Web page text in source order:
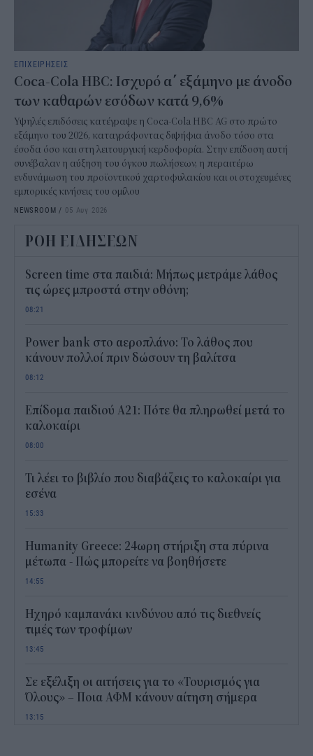
ΕΠΙΧΕΙΡΗΣΕΙΣ
Coca-Cola HBC: Ισχυρό α΄ εξάμηνο με άνοδο
των καθαρών εσόδων κατά 9,6%
Υψηλές επιδόσεις κατέγραψε η Coca-Cola HBC AG στο πρώτο
εξάμηνο του 2026, καταγράφοντας διψήφια άνοδο τόσο στα
έσοδα όσο και στη λειτουργική κερδοφορία. Στην επίδοση αυτή
συνέβαλαν η αύξηση του όγκου πωλήσεων, η περαιτέρω
ενδυνάμωση του προϊοντικού χαρτοφυλακίου και οι στοχευμένες
εμπορικές κινήσεις του ομίλου
NEWSROOM / 05 Αυγ 2026
ΡΟΗ ΕΙΔΗΣΕΩΝ
Screen time στα παιδιά: Μήπως μετράμε λάθος
τις ώρες μπροστά στην οθόνη;
08:21
Power bank στο αεροπλάνο: Το λάθος που
κάνουν πολλοί πριν δώσουν τη βαλίτσα
08:12
Επίδομα παιδιού Α21: Πότε θα πληρωθεί μετά το
καλοκαίρι
08:00
Τι λέει το βιβλίο που διαβάζεις το καλοκαίρι για
εσένα
15:33
Humanity Greece: 24ωρη στήριξη στα πύρινα
μέτωπα - Πώς μπορείτε να βοηθήσετε
14:55
Ηχηρό καμπανάκι κινδύνου από τις διεθνείς
τιμές των τροφίμων
13:45
Σε εξέλιξη οι αιτήσεις για το «Τουρισμός για
Όλους» – Ποια ΑΦΜ κάνουν αίτηση σήμερα
13:15